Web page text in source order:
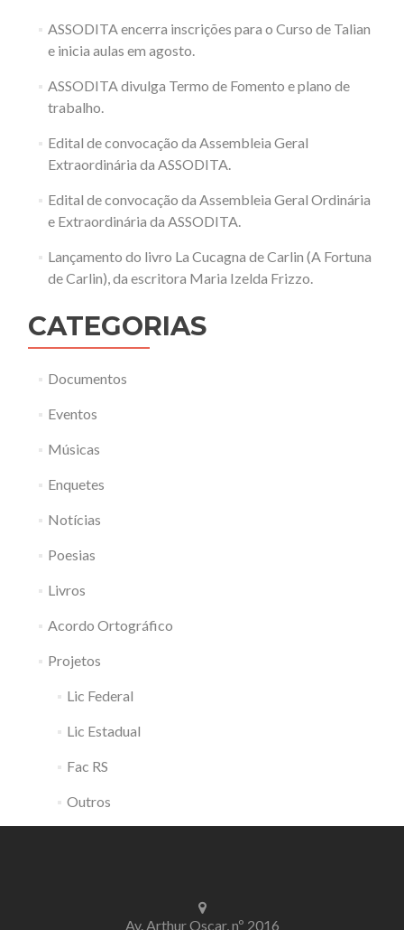
ASSODITA encerra inscrições para o Curso de Talian
e inicia aulas em agosto.
ASSODITA divulga Termo de Fomento e plano de
trabalho.
Edital de convocação da Assembleia Geral
Extraordinária da ASSODITA.
Edital de convocação da Assembleia Geral Ordinária
e Extraordinária da ASSODITA.
Lançamento do livro La Cucagna de Carlin (A Fortuna
de Carlin), da escritora Maria Izelda Frizzo.
CATEGORIAS
Documentos
Eventos
Músicas
Enquetes
Notícias
Poesias
Livros
Acordo Ortográfico
Projetos
Lic Federal
Lic Estadual
Fac RS
Outros
Av. Arthur Oscar, nº 2016